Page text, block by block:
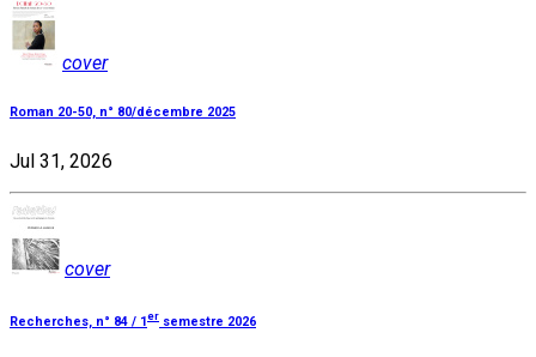
cover
Roman 20-50, n° 80/décembre 2025
Jul 31, 2026
cover
Recherches, n° 84 / 1er semestre 2026